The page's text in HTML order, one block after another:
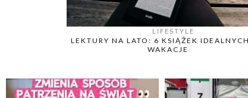
LIFESTYLE
LEKTURY NA LATO: 6 KSIĄŻEK
WAKACJE